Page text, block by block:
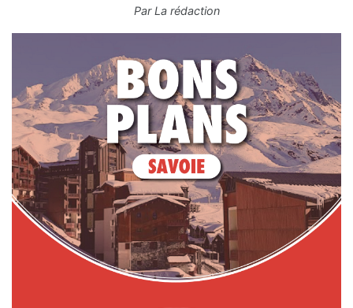
ParLa rédaction